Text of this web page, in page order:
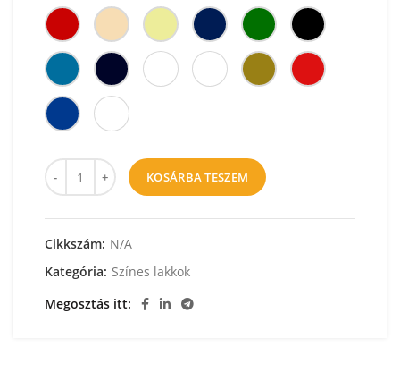
KOSÁRBA TESZEM
Cikkszám: N/A
Kategória: Színes lakkok
Megosztás itt